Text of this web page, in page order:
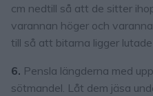
cm nedtill så att de sitter
varannan höger och
till så att bitarna ligger
6. Pensla längderna med
sötmandel. Låt dem jäsa